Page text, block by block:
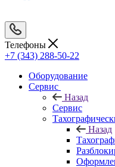
Телефоны
+7 (343) 288-50-22
Оборудование
Сервис
Назад
Сервис
Назад